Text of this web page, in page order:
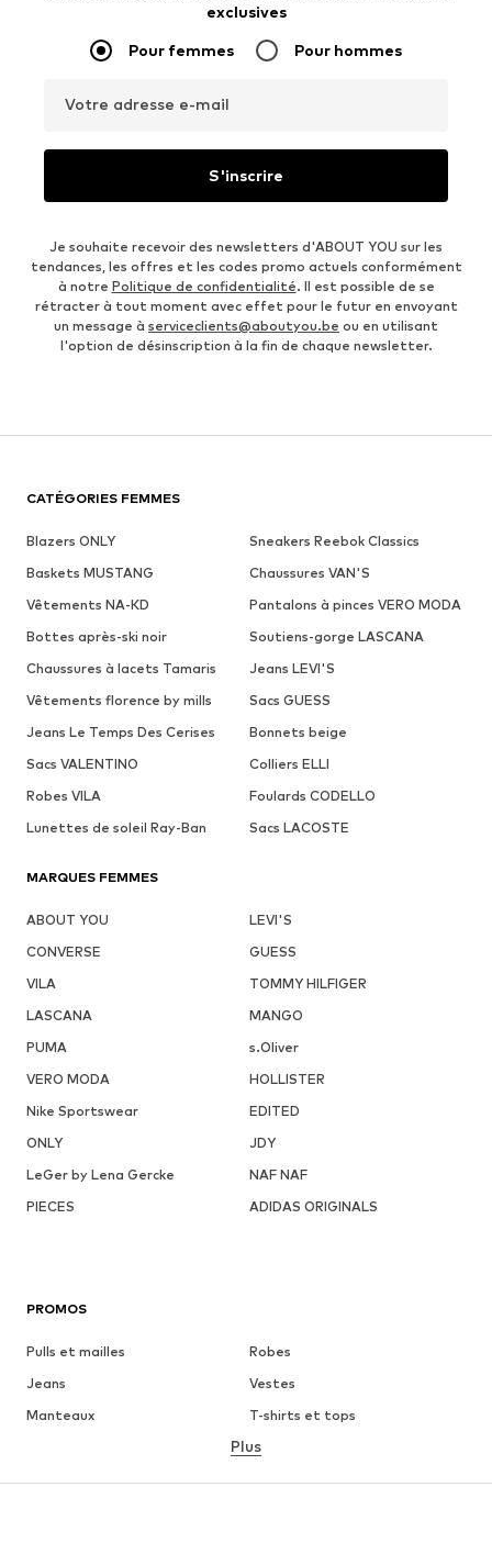
exclusives
Pour femmes Pour hommes
Votre adresse e-mail
S'inscrire
Je souhaite recevoir des newsletters d'ABOUT YOU sur les
tendances, les offres et les codes promo actuels conformément
à notre Politique de confidentialité. Il est possible de se
rétracter à tout moment avec effet pour le futur en envoyant
un message à serviceclients@aboutyou.be ou en utilisant
l'option de désinscription à la fin de chaque newsletter.
CATÉGORIES FEMMES
Blazers ONLY
Sneakers Reebok Classics
Baskets MUSTANG
Chaussures VAN'S
Vêtements NA-KD
Pantalons à pinces VERO MODA
Bottes après-ski noir
Soutiens-gorge LASCANA
Chaussures à lacets Tamaris
Jeans LEVI'S
Vêtements florence by mills
Sacs GUESS
Jeans Le Temps Des Cerises
Bonnets beige
Sacs VALENTINO
Colliers ELLI
Robes VILA
Foulards CODELLO
Lunettes de soleil Ray-Ban
Sacs LACOSTE
MARQUES FEMMES
ABOUT YOU
LEVI'S
CONVERSE
GUESS
VILA
TOMMY HILFIGER
LASCANA
MANGO
PUMA
s.Oliver
VERO MODA
HOLLISTER
Nike Sportswear
EDITED
ONLY
JDY
LeGer by Lena Gercke
NAF NAF
PIECES
ADIDAS ORIGINALS
PROMOS
Pulls et mailles
Robes
Jeans
Vestes
Manteaux
T-shirts et tops
Lingerie
Plus